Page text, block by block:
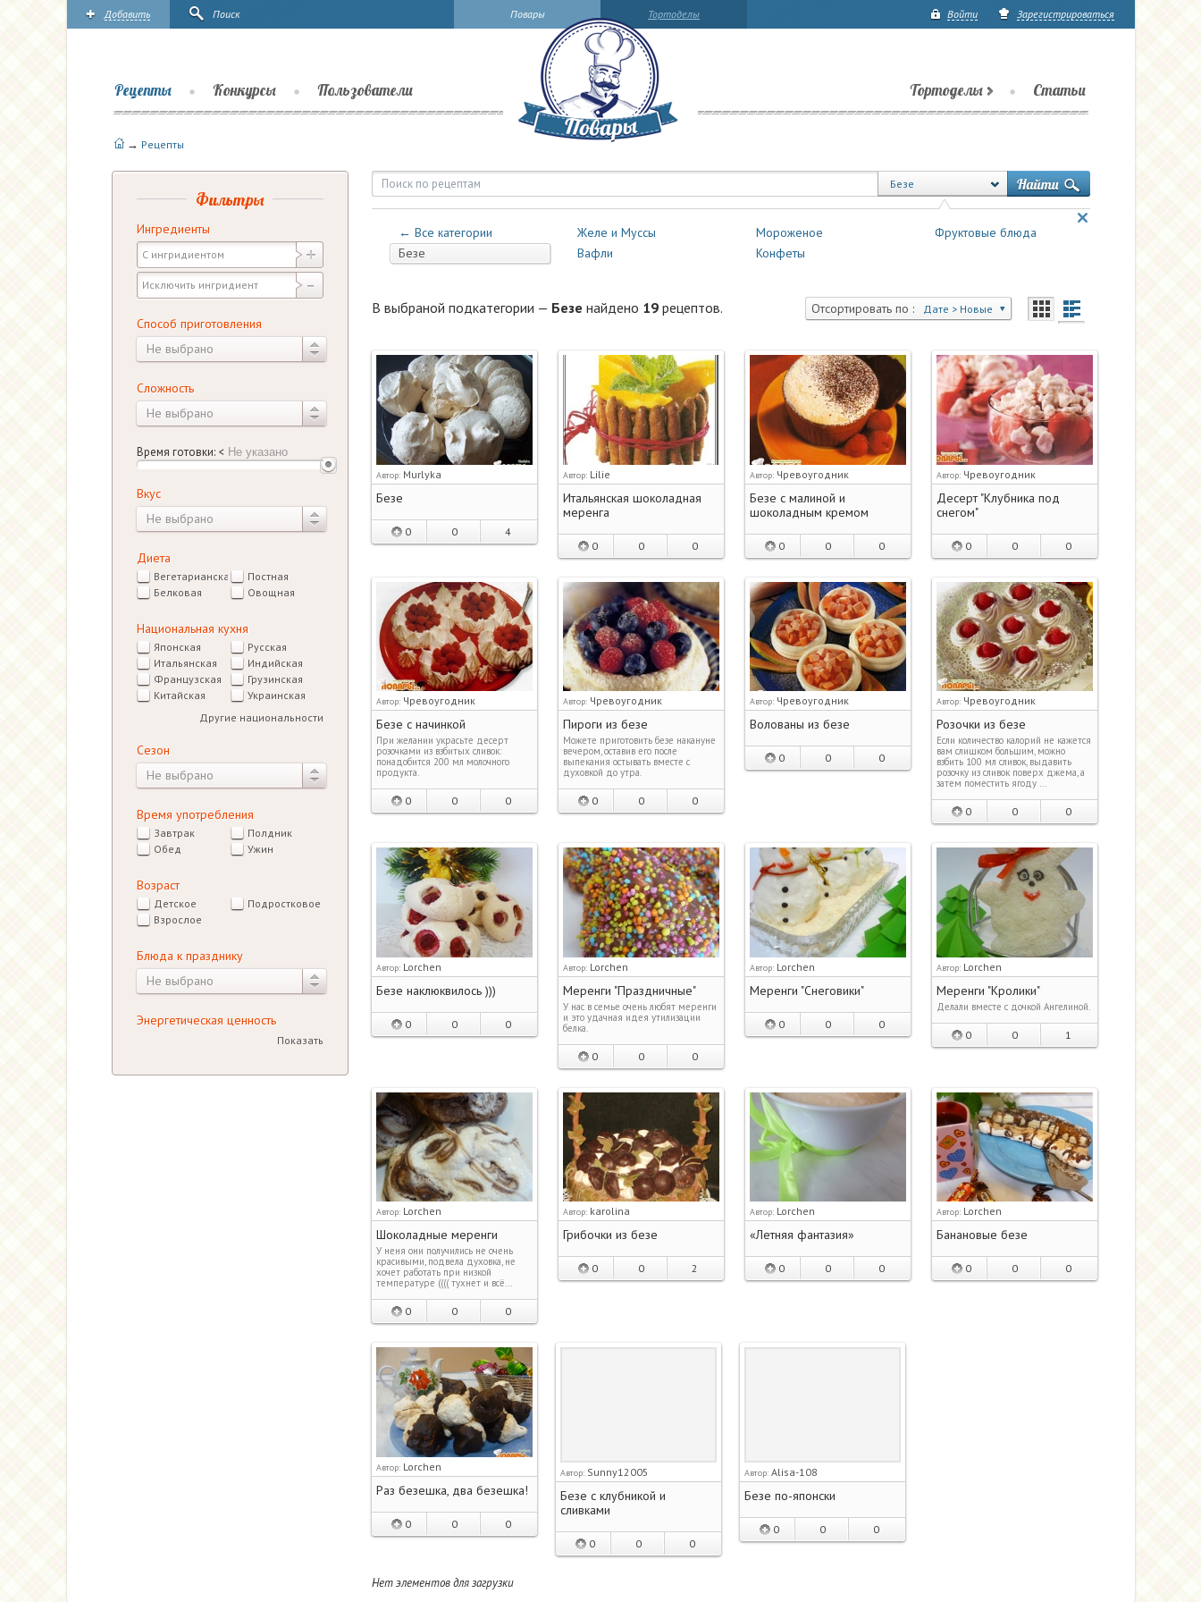
Тортоделы
Повары Войти Зарегистрироваться
Добавить Поиск
Тортоделы Статьи
Рецепты Конкурсы Пользователи
→ Рецепты
Рецепты — Десерты — Безе | Повары.ру Безе
← Все категории Желе и Муссы Мороженое
Фруктовые блюда
Безе
Вафли Конфеты
Отсортировать по : Дате > Новые
В выбраной подкатегории — Безе найдено 19рецептов.
Автор: Murlyka
Безе
0 0 4
Автор: Lilie
Итальянская шоколадная
меренга
0 0 0
Автор: Чревоугодник
Безе с малиной и
шоколадным кремом
0 0 0
Автор: Чревоугодник
Десерт "Клубника под
снегом"
0 0 0
Автор: Чревоугодник
Безе с начинкой
При желании украсьте десерт
розочками из взбитых сливок:
понадобится 200 мл молочного
продукта.
0 0 0
Автор: Чревоугодник
Пироги из безе
Можете приготовить безе накануне
вечером, оставив его после
выпекания остывать вместе с
духовкой до утра.
0 0 0
Автор: Чревоугодник
Волованы из безе
0 0 0
Автор: Чревоугодник
Розочки из безе
Если количество калорий не кажется
вам слишком большим, можно
взбить 100 мл сливок, выдавить
розочку из сливок поверх джема, а
затем поместить ягоду …
0 0 0
Автор: Lorchen
Безе наклюквилось )))
0 0 0
Автор: Lorchen
Меренги "Праздничные"
У нас в семье очень любят меренги
и это удачная идея утилизации
белка.
0 0 0
Автор: Lorchen
Меренги "Снеговики"
0 0 0
Автор: Lorchen
Меренги "Кролики"
Делали вместе с дочкой Ангелиной.
0 0 1
Автор: Lorchen
Шоколадные меренги
У неня они получились не очень
красивыми, подвела духовка, не
хочет работать при низкой
температуре (((( тухнет и всё...
0 0 0
Автор: karolina
Грибочки из безе
0 0 2
Автор: Lorchen
«Летняя фантазия»
0 0 0
Автор: Lorchen
Банановые безе
0 0 0
Автор: Lorchen
Раз безешка, два безешка!
0 0 0
Автор: Sunny12005
Безе с клубникой и
сливками
0 0 0
Автор: Alisa-108
Безе по-японски
0 0 0
Фильтры
Ингредиенты
Способ приготовления
Не выбрано
Сложность
Не выбрано
Время готовки: <
Вкус
Не выбрано
Диета
Вегетарианская
Постная
Белковая
Овощная
Национальная кухня
Японская
Русская
Итальянская
Индийская
Французская
Грузинская
Китайская
Украинская
Другие национальности
Сезон
Не выбрано
Время употребления
Завтрак
Полдник
Обед
Ужин
Возраст
Детское
Подростковое
Взрослое
Блюда к празднику
Не выбрано
Энергетическая ценность
Показать